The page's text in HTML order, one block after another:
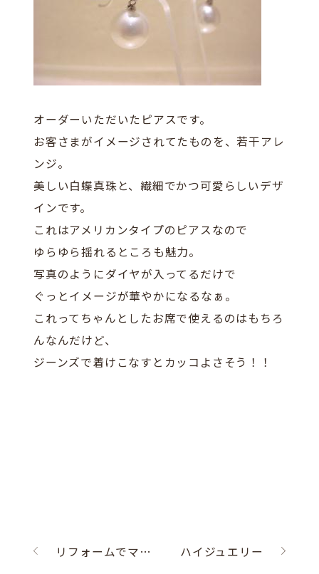
オーダーいただいたピアスです。
お客さまがイメージされてたものを、若干アレ
ンジ。
美しい白蝶真珠と、繊細でかつ可愛らしいデザ
インです。
これはアメリカンタイプのピアスなので
ゆらゆら揺れるところも魅力。
写真のようにダイヤが入ってるだけで
ぐっとイメージが華やかになるなぁ。
これってちゃんとしたお席で使えるのはもちろ
んなんだけど、
ジーンズで着けこなすとカッコよさそう！！
リフォームでマリッジエンゲージ ハイジュエリー